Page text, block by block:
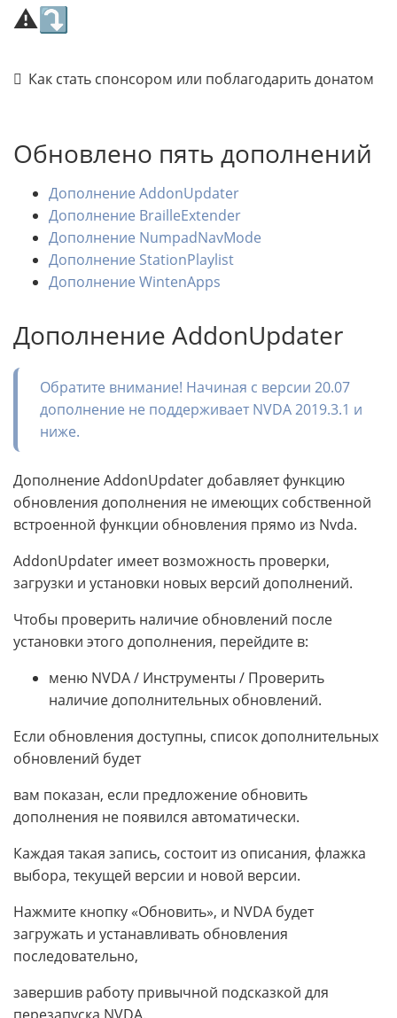
⚠⤵
Как стать спонсором или поблагодарить донатом
Обновлено пять дополнений
Дополнение AddonUpdater
Дополнение BrailleExtender
Дополнение NumpadNavMode
Дополнение StationPlaylist
Дополнение WintenApps
Дополнение AddonUpdater
Обратите внимание! Начиная с версии 20.07
дополнение не поддерживает NVDA 2019.3.1 и
ниже.
Дополнение AddonUpdater добавляет функцию
обновления дополнения не имеющих собственной
встроенной функции обновления прямо из Nvda.
AddonUpdater имеет возможность проверки,
загрузки и установки новых версий дополнений.
Чтобы проверить наличие обновлений после
установки этого дополнения, перейдите в:
меню NVDA / Инструменты / Проверить
наличие дополнительных обновлений.
Если обновления доступны, список дополнительных
обновлений будет
вам показан, если предложение обновить
дополнения не появился автоматически.
Каждая такая запись, состоит из описания, флажка
выбора, текущей версии и новой версии.
Нажмите кнопку «Обновить», и NVDA будет
загружать и устанавливать обновления
последовательно,
завершив работу привычной подсказкой для